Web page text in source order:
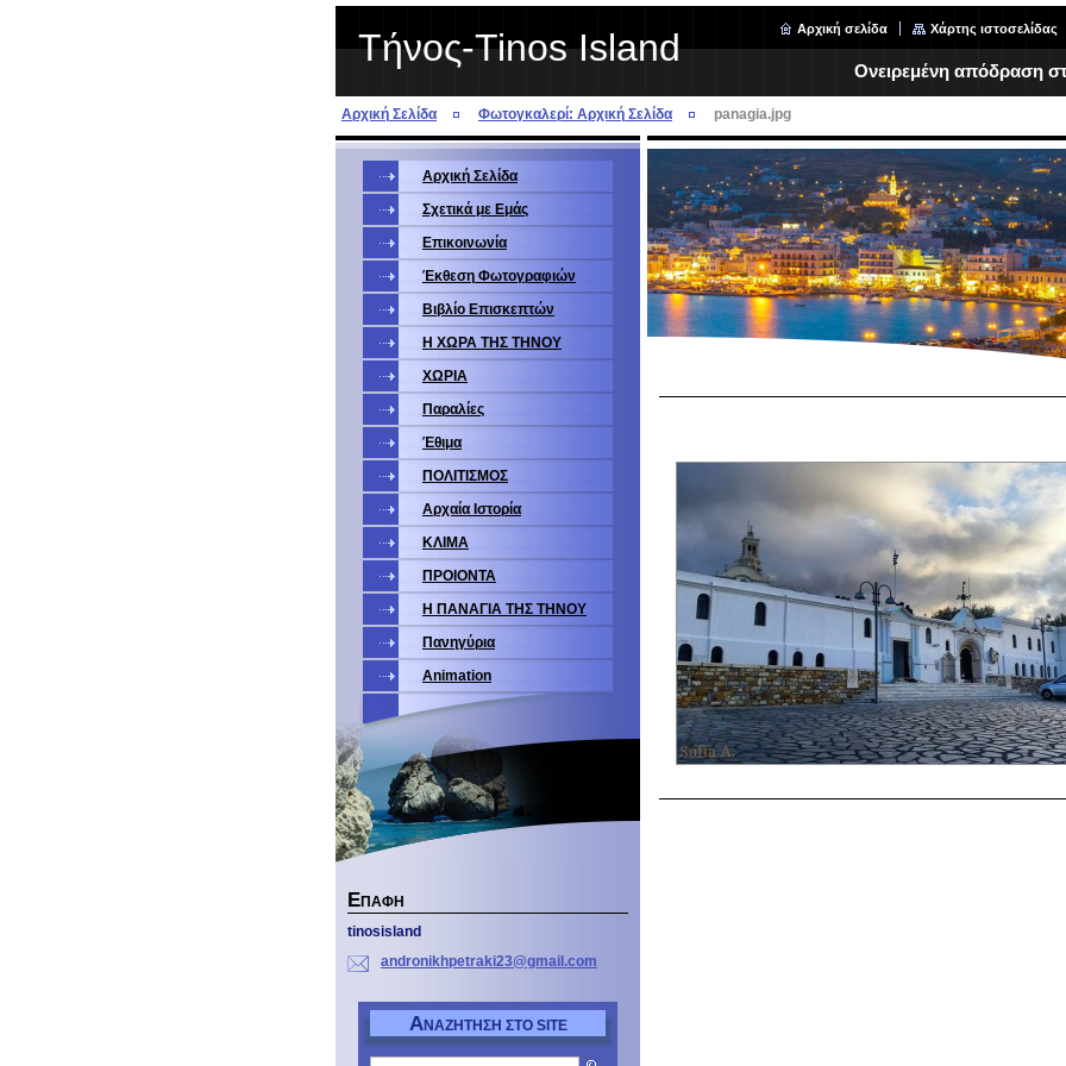
Τήνος-Tinos Island Αρχική σελίδα Χάρτης ιστοσελίδας
Ονειρεμένη απόδραση
Αρχική Σελίδα Φωτογκαλερί: Αρχική Σελίδα panagia.jpg
Αρχική Σελίδα
Σχετικά με Eμάς
Επικοινωνία
Έκθεση Φωτογραφιών
Βιβλίο Επισκεπτών
Η ΧΩΡΑ ΤΗΣ ΤΗΝΟΥ
ΧΩΡΙΑ
Παραλίες
Έθιμα
ΠΟΛΙΤΙΣΜΟΣ
Αρχαία Ιστορία
ΚΛΙΜΑ
ΠΡΟΙΟΝΤΑ
Η ΠΑΝΑΓΙΑ ΤΗΣ ΤΗΝΟΥ
Πανηγύρια
Animation
ΕΠΑΦΉ
tinosisland
andronikhpetraki23@gmail .com
ΑΝΑΖΉΤΗΣΗ ΣΤΟ SITE